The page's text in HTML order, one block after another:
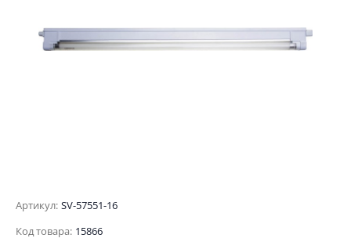
Артикул: SV-57551-16
Код товара: 15866